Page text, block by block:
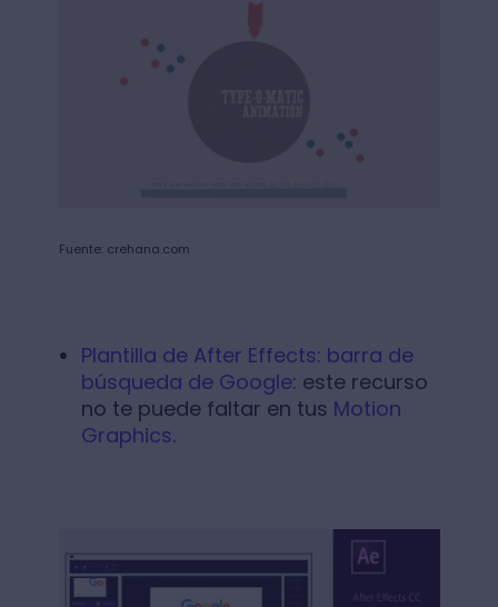
Fuente: crehana.com
Plantilla de After Effects: barra de
búsqueda de Google: este recurso
no te puede faltar en tus Motion
Graphics.